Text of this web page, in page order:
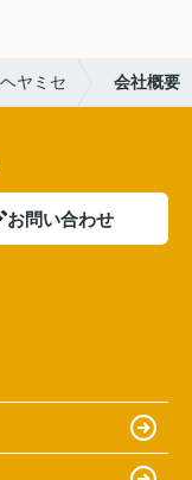
ヤミセ 会社概要
お問い合わせ